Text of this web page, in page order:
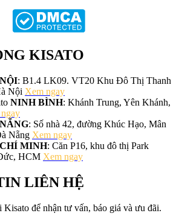
KISATO
: B1.4 LK09. VT20 Khu Đô Thị Thanh
Nội Xem ngay
NINH BÌNH: Khánh Trung, Yên Khánh,
: Số nhà 42, đường Khúc Hạo, Mân
Nẵng Xem ngay
MINH: Căn P16, khu đô thị Park
HCM Xem ngay
LIÊN HỆ
để nhận tư vấn, báo giá và ưu đãi.